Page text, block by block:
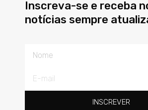
Inscreva-se e receba
notícias sempre
INSCREVER